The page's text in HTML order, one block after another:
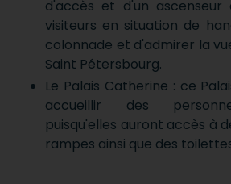
d'accès et d'un
visiteurs en situation de
colonnade et d'admirer la
Saint Pétersbourg.
Le Palais Catherine : ce
accueillir des
puisqu'elles auront accès à
rampes ainsi que des